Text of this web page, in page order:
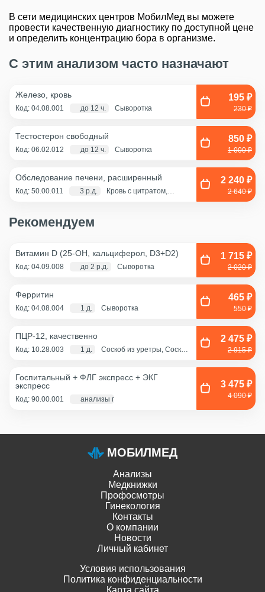
В сети медицинских центров МобилМед вы можете
провести качественную диагностику по доступной цене
и определить концентрацию бора в организме.
С этим анализом часто назначают
Железо, кровь
Код: 04.08.001 до 12 ч. Сыворотка
195 ₽
230 ₽
Тестостерон свободный
Код: 06.02.012 до 12 ч. Сыворотка
850 ₽
1 000 ₽
Обследование печени, расширенный
Код: 50.00.011 3 р.д.
Кровь с цитратом,
2 240 ₽
2 640 ₽
Рекомендуем
Витамин D (25-OH, кальциферол, D3+D2)
Код: 04.09.008 до 2 р.д. Сыворотка
1 715 ₽
2 020 ₽
Ферритин
Код: 04.08.004 1 д. Сыворотка
465 ₽
550 ₽
ПЦР-12, качественно
Код: 10.28.003 1 д.
Соскоб из уретры, Соскоб
канал+влагалище),
2 475 ₽
2 915 ₽
Госпитальный + ФЛГ экспресс + ЭКГ
экспресс
Код: 90.00.001 анализы по крови - 1 д., экг и флг - 1 час
3 475 ₽
4 090 ₽
МОБИЛМЕД
Анализы
Медкнижки
Профосмотры
Гинекология
Контакты
О компании
Новости
Личный кабинет
Условия использования
Политика конфиденциальности
Карта сайта